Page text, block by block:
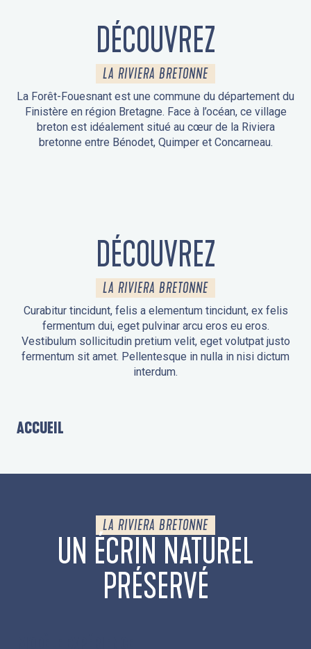
DÉCOUVREZ
LA RIVIERA BRETONNE
La Forêt-Fouesnant est une commune du département du
Finistère en région Bretagne. Face à l’océan, ce village
breton est idéalement situé au cœur de la Riviera
bretonne entre Bénodet, Quimper et Concarneau.
DÉCOUVREZ
LA RIVIERA BRETONNE
Curabitur tincidunt, felis a elementum tincidunt, ex felis
fermentum dui, eget pulvinar arcu eros eu eros.
Vestibulum sollicitudin pretium velit, eget volutpat justo
fermentum sit amet. Pellentesque in nulla in nisi dictum
interdum.
ACCUEIL
LA RIVIERA BRETONNE
UN ÉCRIN NATUREL
PRÉSERVÉ